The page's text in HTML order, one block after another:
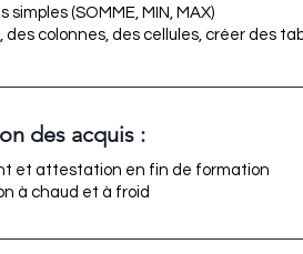
simples (SOMME, MIN, MAX)
des colonnes, des cellules, créer des
des acquis :
et attestation en fin de formation
à chaud et à froid